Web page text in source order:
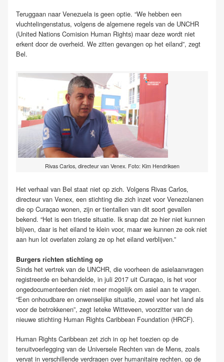
Teruggaan naar Venezuela is geen optie. “We hebben een
vluchtelingenstatus, volgens de algemene regels van de UNCHR
(United Nations Comision Human Rights) maar deze wordt niet
erkent door de overheid. We zitten gevangen op het eiland”, zegt
Bel.
Rivas Carlos, directeur van Venex. Foto: Kim Hendriksen
Het verhaal van Bel staat niet op zich. Volgens Rivas Carlos,
directeur van Venex, een stichting die zich inzet voor Venezolanen
die op Curaçao wonen, zijn er tientallen van dit soort gevallen
bekend. “Het is een trieste situatie. Ik snap dat ze hier niet kunnen
blijven, daar is het eiland te klein voor, maar we kunnen ze ook niet
aan hun lot overlaten zolang ze op het eiland verblijven.”
Burgers richten stichting op
Sinds het vertrek van de UNCHR, die voorheen de asielaanvragen
registreerde en behandelde, in juli 2017 uit Curaçao, is het voor
ongedocumenteerden niet meer mogelijk om asiel aan te vragen.
“Een onhoudbare en onwenselijke situatie, zowel voor het land als
voor de betrokkenen”, zegt Ieteke Witteveen, voorzitter van de
nieuwe stichting Human Rights Caribbean Foundation (HRCF).
Human Rights Caribbean zet zich in op het toezien op de
tenuitvoerlegging van de Universele Rechten van de Mens, zoals
vervat in verschillende verdragen over humanitaire rechten, op de